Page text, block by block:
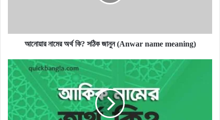
meaning)
আনোয়ার নামের অর্থ কি? সঠিক জানুন (Anwar name meaning)
আকিক
নামের
অর্থ
কি?
সঠিক
জানুন